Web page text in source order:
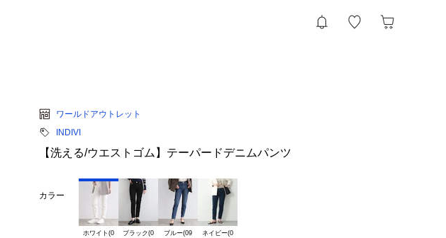
ワールドアウトレット
INDIVI
【洗える/ウエストゴム】テーパードデニムパンツ
カラー
ホワイト(0
ブラック(0
ブルー(09
ネイビー(0